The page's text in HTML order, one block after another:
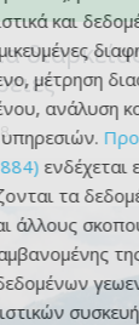
και
μέτρηση
ανάλυση
ενδέχεται
τα
άλλους